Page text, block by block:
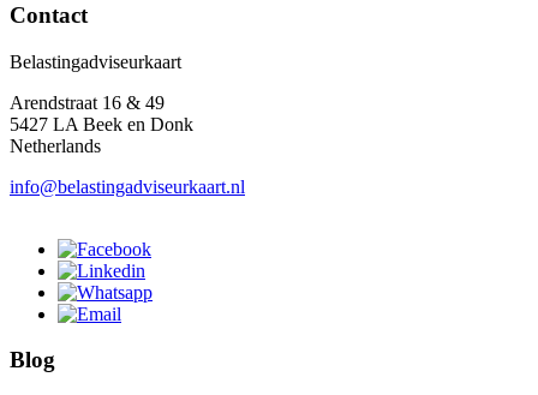
Contact
Belastingadviseurkaart
Arendstraat 16 & 49
5427 LA Beek en Donk
Netherlands
info@belastingadviseurkaart.nl
Blog